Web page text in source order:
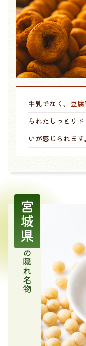
牛乳でなく、 豆
られたしっとり
いが感じられます。
宮城県
の隠れ名物